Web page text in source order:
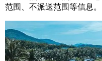
范围、不派送范围等信息。